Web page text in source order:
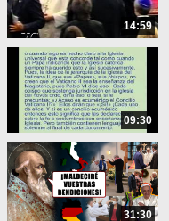
14:59
09:30
31:30